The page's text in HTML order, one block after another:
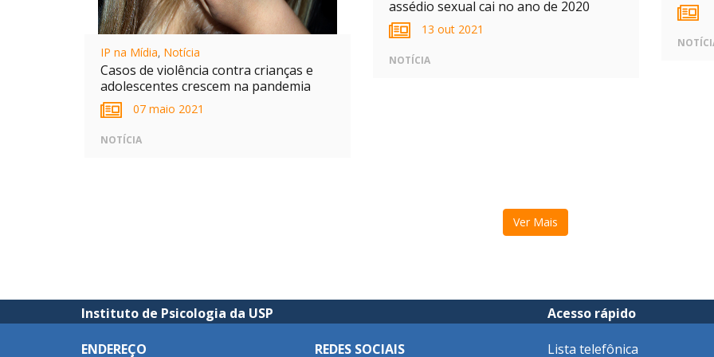
assédio sexual cai no ano de 2020
13 out 2021
NOTÍCIA
IP na Mídia, Notícia
Casos de violência contra crianças e
adolescentes crescem na pandemia
07 maio 2021
NOTÍCIA
Ver Mais
Instituto de Psicologia da USP Acesso rápido
ENDEREÇO REDES SOCIAIS Lista telefônica